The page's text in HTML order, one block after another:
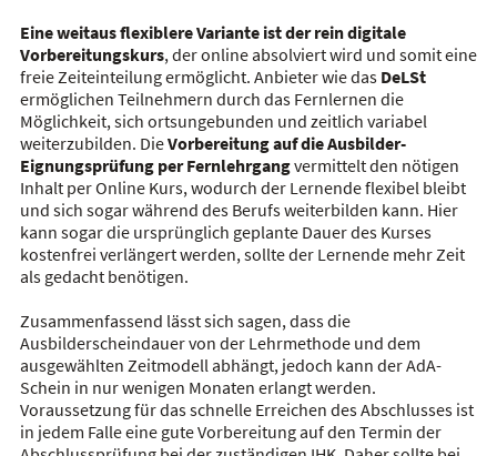
Eine weitaus flexiblere Variante ist der reindigitale
Vorbereitungskurs, der online absolviert wird und somit eine
freie Zeiteinteilung ermöglicht. Anbieter wie das DeLSt
ermöglichen Teilnehmern durch das Fernlernen die
Möglichkeit, sich ortsungebunden und zeitlich variabel
weiterzubilden. DieVorbereitung auf die Ausbilder-
Eignungsprüfung per Fernlehrgangvermittelt den nötigen
Inhalt per Online Kurs, wodurch der Lernende flexibel bleibt
und sich sogar während des Berufs weiterbilden kann. Hier
kann sogar die ursprünglich geplante Dauer des Kurses
kostenfrei verlängert werden, sollte der Lernende mehr Zeit
als gedacht benötigen.
Zusammenfassend lässt sich sagen, dass die
Ausbilderscheindauer von der Lehrmethode und dem
ausgewählten Zeitmodell abhängt, jedoch kann der AdA-
Schein in nur wenigen Monaten erlangt werden.
Voraussetzung für das schnelle Erreichen des Abschlusses ist
in jedem Falle eine gute Vorbereitung auf den Termin der